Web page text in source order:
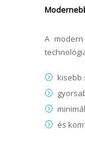
A
kisebb
és